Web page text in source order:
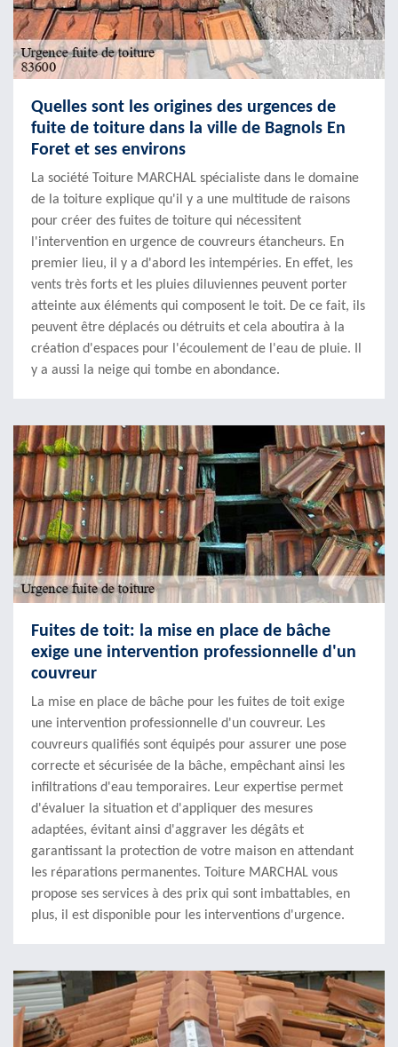
Quelles sont les origines des urgences de
fuite de toiture dans la ville de Bagnols En
Foret et ses environs
La société Toiture MARCHAL spécialiste dans le domaine
de la toiture explique qu'il y a une multitude de raisons
pour créer des fuites de toiture qui nécessitent
l'intervention en urgence de couvreurs étancheurs. En
premier lieu, il y a d'abord les intempéries. En effet, les
vents très forts et les pluies diluviennes peuvent porter
atteinte aux éléments qui composent le toit. De ce fait, ils
peuvent être déplacés ou détruits et cela aboutira à la
création d'espaces pour l'écoulement de l'eau de pluie. Il
y a aussi la neige qui tombe en abondance.
Fuites de toit: la mise en place de bâche
exige une intervention professionnelle d'un
couvreur
La mise en place de bâche pour les fuites de toit exige
une intervention professionnelle d'un couvreur. Les
couvreurs qualifiés sont équipés pour assurer une pose
correcte et sécurisée de la bâche, empêchant ainsi les
infiltrations d'eau temporaires. Leur expertise permet
d'évaluer la situation et d'appliquer des mesures
adaptées, évitant ainsi d'aggraver les dégâts et
garantissant la protection de votre maison en attendant
les réparations permanentes. Toiture MARCHAL vous
propose ses services à des prix qui sont imbattables, en
plus, il est disponible pour les interventions d'urgence.